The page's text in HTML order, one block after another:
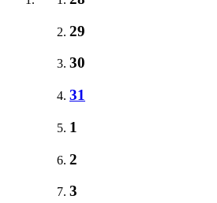
29
30
31
1
2
3